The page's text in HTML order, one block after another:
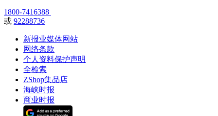
1800-7416388
或 92288736
新报业媒体网站
网络条款
个人资料保护声明
全检索
ZShop集品店
海峡时报
商业时报